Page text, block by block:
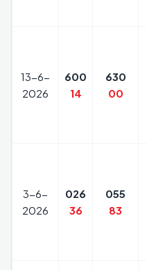
13-6-
2026
600
14
630
00
3-6-
2026
026
36
055
83